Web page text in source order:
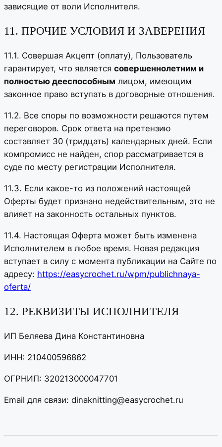
зависящие от воли Исполнителя.
11. ПРОЧИЕ УСЛОВИЯ И ЗАВЕРЕНИЯ
11.1. Совершая Акцепт (оплату), Пользователь
гарантирует, что является совершеннолетним и
полностью дееспособным лицом, имеющим
законное право вступать в договорные отношения.
11.2. Все споры по возможности решаются путем
переговоров. Срок ответа на претензию
составляет 30 (тридцать) календарных дней. Если
компромисс не найден, спор рассматривается в
суде по месту регистрации Исполнителя.
11.3. Если какое-то из положений настоящей
Оферты будет признано недействительным, это не
влияет на законность остальных пунктов.
11.4. Настоящая Оферта может быть изменена
Исполнителем в любое время. Новая редакция
вступает в силу с момента публикации на Сайте по
адресу: https://easycrochet.ru/wpm/publichnaya-
oferta/
12. РЕКВИЗИТЫ ИСПОЛНИТЕЛЯ
ИП Беляева Дина Константиновна
ИНН: 210400596862
ОГРНИП: 320213000047701
Email для связи: dinaknitting@easycrochet.ru